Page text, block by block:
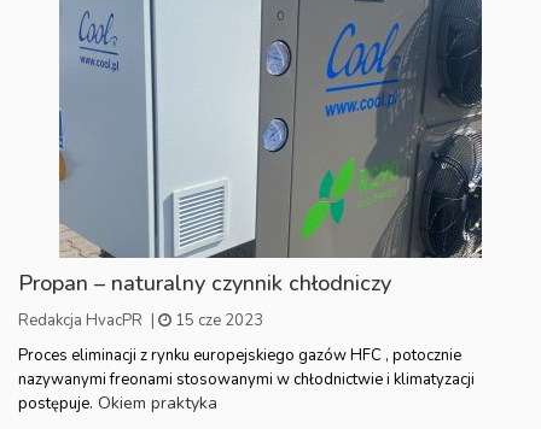
Propan – naturalny czynnik chłodniczy
Redakcja HvacPR |
15 cze 2023
Proces eliminacji z rynku europejskiego gazów HFC , potocznie
nazywanymi freonami stosowanymi w chłodnictwie i klimatyzacji
postępuje. Okiem praktyka